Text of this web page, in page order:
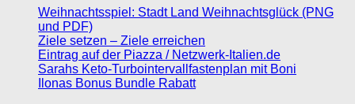
Weihnachtsspiel: Stadt Land Weihnachtsglück (PNG
und PDF)
Ziele setzen – Ziele erreichen
Eintrag auf der Piazza / Netzwerk-Italien.de
Sarahs Keto-Turbointervallfastenplan mit Boni
Ilonas Bonus Bundle Rabatt